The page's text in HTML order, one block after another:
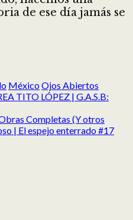
de ese día jamás se
MéxicoOjos Abiertos
TITO LÓPEZ | G.A.S.B:
Completas (Y otros
| El espejo enterrado #17